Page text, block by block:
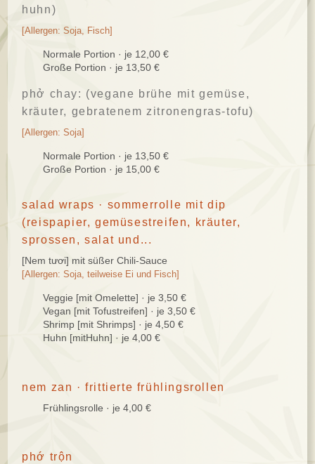
huhn)
[Allergen: Soja, Fisch]
Normale Portion · je 12,00 €
Große Portion · je 13,50 €
phở chay: (vegane brühe mit gemüse,
kräuter, gebratenem zitronengras-tofu)
[Allergen: Soja]
Normale Portion · je 13,50 €
Große Portion · je 15,00 €
salad wraps · sommerrolle mit dip
(reispapier, gemüsestreifen, kräuter,
sprossen, salat und...
[Nem tươi] mit süßer Chili-Sauce
[Allergen: Soja, teilweise Ei und Fisch]
Veggie [mit Omelette] · je 3,50 €
Vegan [mit Tofustreifen] · je 3,50 €
Shrimp [mit Shrimps] · je 4,50 €
Huhn [mitHuhn] · je 4,00 €
nem zan · frittierte frühlingsrollen
Frühlingsrolle · je 4,00 €
phớ trộn